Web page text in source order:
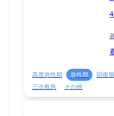
高度急性期 急性期 回復期
三次救急
その他